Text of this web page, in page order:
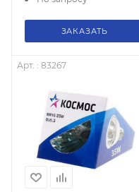
ЗАКАЗАТЬ
Арт. : 83267